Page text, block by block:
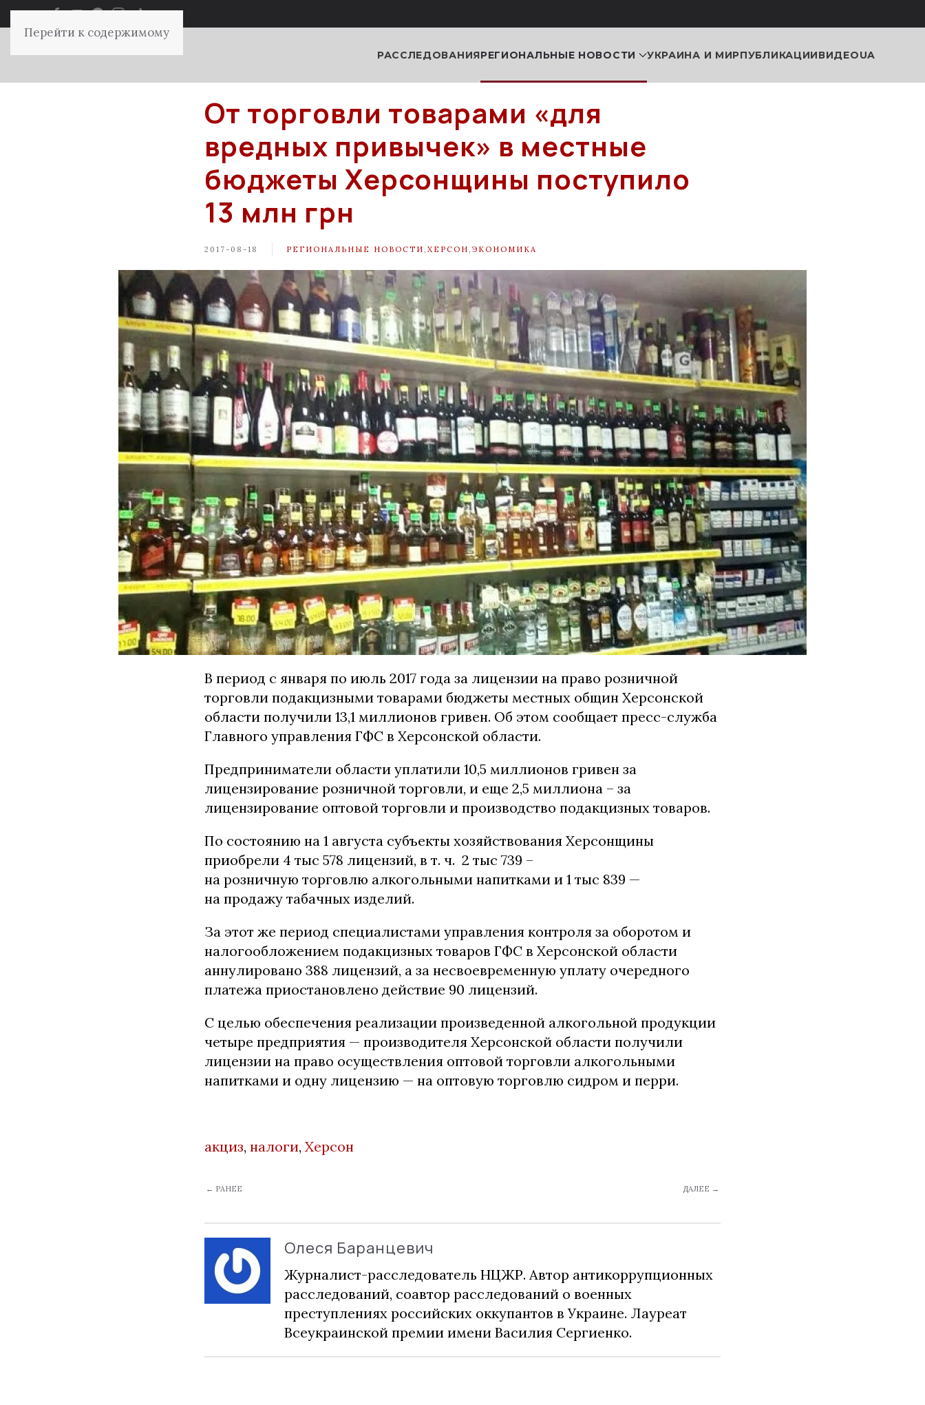
Перейти к содержимому
РАССЛЕДОВАНИЯРЕГИОНАЛЬНЫЕ НОВОСТИ УКРАИНА И МИРПУБЛИКАЦИИВИДЕОUA
От торговли товарами «для
вредных привычек» в местные
бюджеты Херсонщины поступило
13 млн грн
2017-08-18 РЕГИОНАЛЬНЫЕ НОВОСТИ ХЕРСОН ЭКОНОМИКА
В период с января по июль 2017 года за лицензии на право розничной
торговли подакцизными товарами бюджеты местных общин Херсонской
области получили 13,1 миллионов гривен. Об этом сообщает пресс-служба
Главного управления ГФС в Херсонской области.
Предприниматели области уплатили 10,5 миллионов гривен за
лицензирование розничной торговли, и еще 2,5 миллиона – за
лицензирование оптовой торговли и производство подакцизных товаров.
По состоянию на 1 августа субъекты хозяйствования Херсонщины
приобрели 4 тыс 578 лицензий, в т. ч. 2 тыс 739 –
на розничную торговлю алкогольными напитками и 1 тыс 839 —
на продажу табачных изделий.
За этот же период специалистами управления контроля за оборотом и
налогообложением подакцизных товаров ГФС в Херсонской области
аннулировано 388 лицензий, а за несвоевременную уплату очередного
платежа приостановлено действие 90 лицензий.
С целью обеспечения реализации произведенной алкогольной продукции
четыре предприятия — производителя Херсонской области получили
лицензии на право осуществления оптовой торговли алкогольными
напитками и одну лицензию — на оптовую торговлю сидром и перри.
акциз, налоги, Херсон
← РАНЕЕ ДАЛЕЕ →
Олеся Баранцевич
Журналист-расследователь НЦЖР. Автор антикоррупционных
расследований, соавтор расследований о военных
преступлениях российских оккупантов в Украине. Лауреат
Всеукраинской премии имени Василия Сергиенко.